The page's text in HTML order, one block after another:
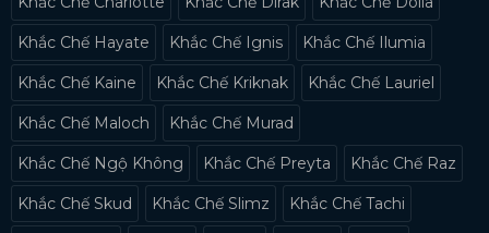
Khắc Chế Hayate Khắc Chế Ignis Khắc Chế Ilumia
Khắc Chế Kaine Khắc Chế Kriknak Khắc Chế Lauriel
Khắc Chế Maloch Khắc Chế Murad
Khắc Chế Ngộ Không Khắc Chế Preyta Khắc Chế Raz
Khắc Chế Skud Khắc Chế Slimz Khắc Chế Tachi